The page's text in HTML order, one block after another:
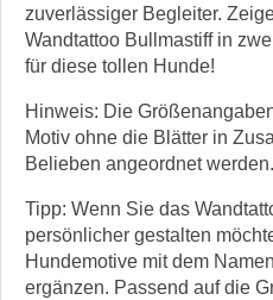
zuverlässiger Begleiter.
Wandtattoo Bullmastiff in
für diese tollen Hunde!
Hinweis: Die
Motiv ohne die Blätter in
Belieben angeordnet werden.
Tipp: Wenn Sie das
persönlicher gestalten
Hundemotive mit dem
ergänzen. Passend auf die